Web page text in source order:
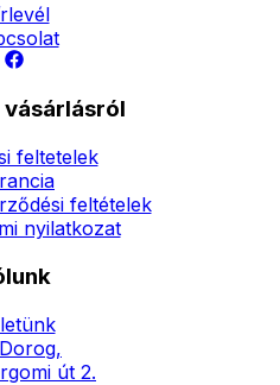
vásárlásról
feltetelek
feltételek
nyilatkozat
út 2.